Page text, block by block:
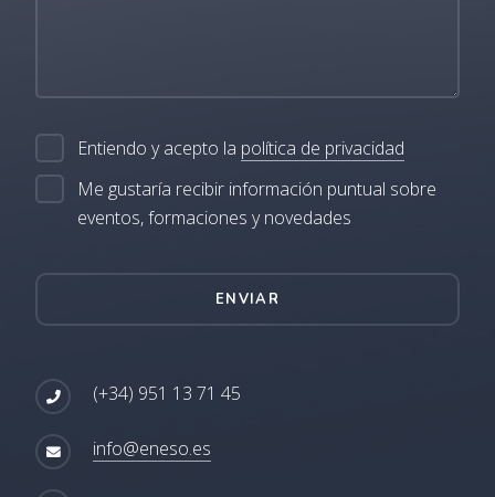
Entiendo y acepto la política de privacidad
Me gustaría recibir información puntual sobre
eventos, formaciones y novedades
ENVIAR
(+34) 951 13 71 45
info@eneso.es